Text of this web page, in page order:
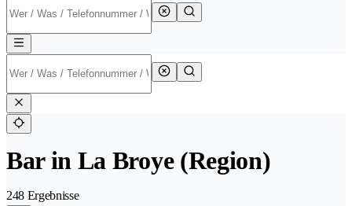
Bar in La Broye (Region)
248 Ergebnisse